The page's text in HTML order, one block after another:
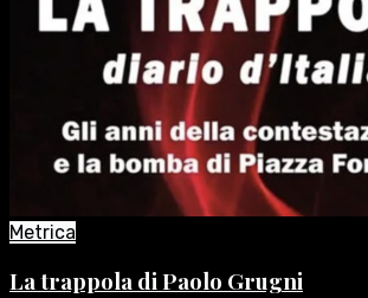
Metrica
La trappola di Paolo Grugni